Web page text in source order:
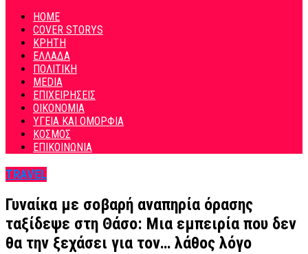
HOME
COVER STORYS
ΚΡΗΤΗ
ΕΛΛΑΔΑ
ΠΟΛΙΤΙΚΗ
MEDIA
ΕΠΙΧΕΙΡΗΣΕΙΣ
ΟΙΚΟΝΟΜΙΑ
ΥΓΕΙΑ ΚΑΙ ΟΜΟΡΦΙΑ
ΚΟΣΜΟΣ
ΕΠΙΚΟΙΝΩΝΙΑ
TRAVEL
Γυναίκα με σοβαρή αναπηρία όρασης
ταξίδεψε στη Θάσο: Μια εμπειρία που δεν
θα την ξεχάσει για τον… λάθος λόγο